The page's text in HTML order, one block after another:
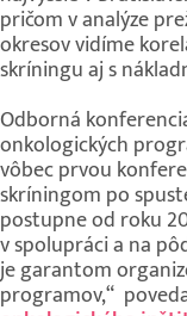
pričom v analýze
okresov vidíme
skríningu aj s
Odborná
onkologických
vôbec prvou
skríningom po
postupne od roku
v spolupráci a na
je garantom
programov,“